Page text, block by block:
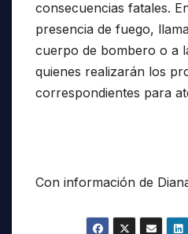
consecuencias fatales.
presencia de fuego,
cuerpo de bombero o a
quienes realizarán los
correspondientes para
Con información de